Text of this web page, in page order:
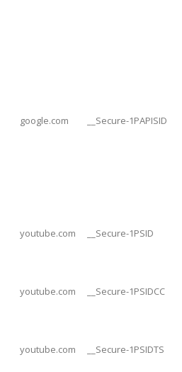
google.com __Secure-1PAPISID
youtube.com __Secure-1PSID
youtube.com __Secure-1PSIDCC
youtube.com __Secure-1PSIDTS